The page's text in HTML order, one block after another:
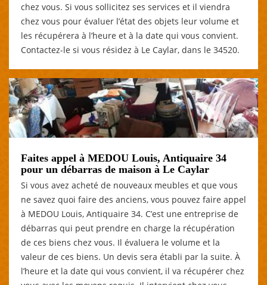
chez vous. Si vous sollicitez ses services et il viendra
chez vous pour évaluer l’état des objets leur volume et
les récupérera à l’heure et à la date qui vous convient.
Contactez-le si vous résidez à Le Caylar, dans le 34520.
Faites appel à MEDOU Louis, Antiquaire 34
pour un débarras de maison à Le Caylar
Si vous avez acheté de nouveaux meubles et que vous
ne savez quoi faire des anciens, vous pouvez faire appel
à MEDOU Louis, Antiquaire 34. C’est une entreprise de
débarras qui peut prendre en charge la récupération
de ces biens chez vous. Il évaluera le volume et la
valeur de ces biens. Un devis sera établi par la suite. À
l’heure et la date qui vous convient, il va récupérer chez